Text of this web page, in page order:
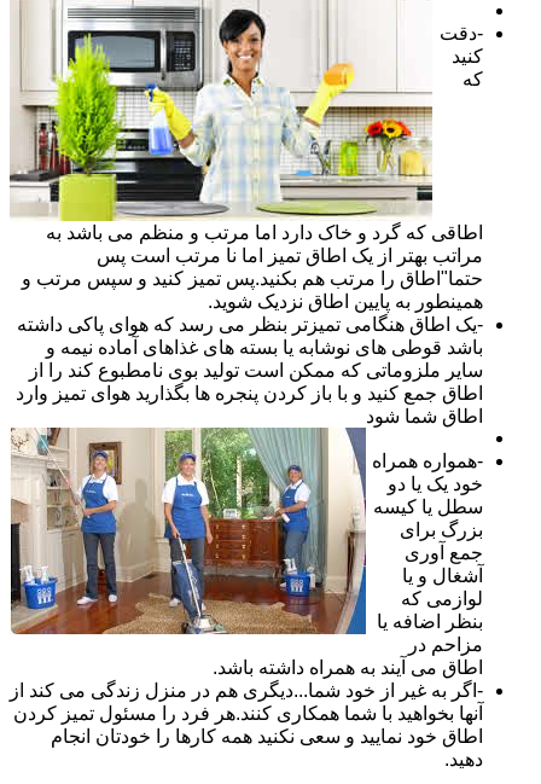
-دقت
کنید
که
اطاقی که گرد و خاک دارد اما مرتب و منظم می باشد به
مراتب بهتر از یک اطاق تمیز اما نا مرتب است پس
حتما"اطاق را مرتب هم بکنید.پس تمیز کنید و سپس مرتب و
همینطور به پایین اطاق نزدیک شوید.
-یک اطاق هنگامی تمیزتر بنظر می رسد که هوای پاکی داشته
باشد قوطی های نوشابه یا بسته های غذاهای آماده نیمه و
سایر ملزوماتی که ممکن است تولید بوی نامطبوع کند را از
اطاق جمع کنید و با باز کردن پنجره ها بگذارید هوای تمیز وارد
اطاق شما شود
-همواره همراه
خود یک یا دو
سطل یا کیسه
بزرگ برای
جمع آوری
آشغال و یا
لوازمی که
بنظر اضافه یا
مزاحم در
اطاق می آیند به همراه داشته باشد.
-اگر به غیر از خود شما...دیگری هم در منزل زندگی می کند از
آنها بخواهید با شما همکاری کنند.هر فرد را مسئول تمیز کردن
اطاق خود نمایید و سعی نکنید همه کارها را خودتان انجام
دهید.